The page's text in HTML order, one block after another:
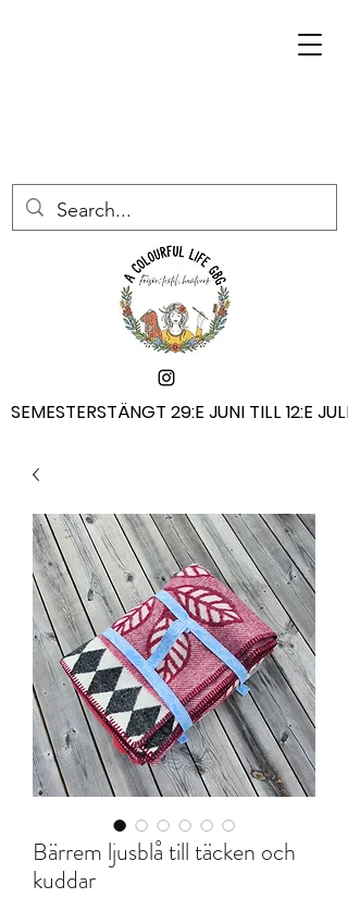
SEMESTERSTÄNGT 29:E JUNI TILL 12:E JULI
SEMESTERSTÄNGT 29:E JUNI TILL 12:E JULI
Bärrem ljusblå till täcken och
kuddar